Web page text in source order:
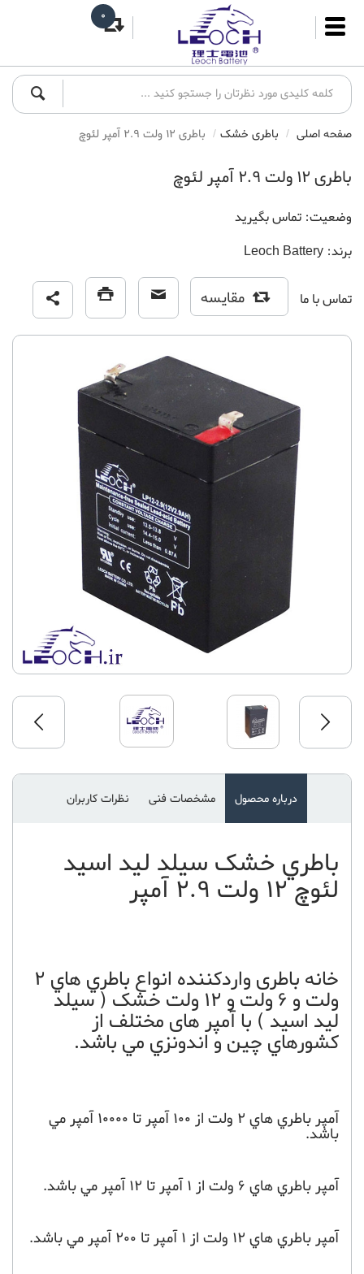
0
صفحه اصلی باطری خشک باطری 12 ولت 2.9 آمپر لئوچ
باطری 12 ولت 2.9 آمپر لئوچ
وضعیت: تماس بگیرید
برند: Leoch Battery
تماس با ما مقایسه
درباره محصول مشخصات فنی نظرات کاربران
باطري خشک سيلد ليد اسيد
لئوچ 12 ولت 2.9 آمپر
خانه باطری واردکننده انواع باطري هاي 2
ولت و 6 ولت و 12 ولت خشک ( سيلد
ليد اسيد ) با آمپر های مختلف از
کشورهاي چين و اندونزي مي باشد.
آمپر باطري هاي 2 ولت از 100 آمپر تا 10000 آمپر مي
باشد.
آمپر باطري هاي 6 ولت از 1 آمپر تا 12 آمپر مي باشد.
آمپر باطري هاي 12 ولت از 1 آمپر تا 200 آمپر مي باشد.